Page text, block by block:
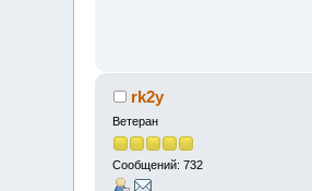
rk2y
Ветеран
Сообщений: 732